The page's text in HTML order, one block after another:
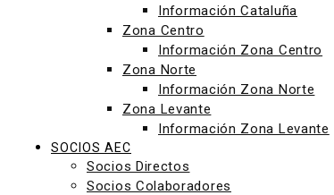
Información Cataluña
Zona Centro
Información Zona Centro
Zona Norte
Información Zona Norte
Zona Levante
Información Zona Levante
SOCIOS AEC
Socios Directos
Socios Colaboradores